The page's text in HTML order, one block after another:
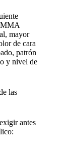
mayor
de cara
patrón
y nivel de
las
antes